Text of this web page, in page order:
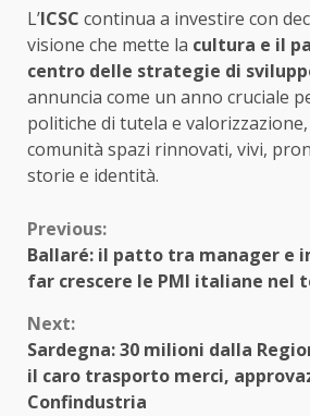
L’ICSC continua a investire con
visione che mette la cultura e il
centro delle strategie di
annuncia come un anno cruciale
politiche di tutela e
comunità spazi rinnovati, vivi,
storie e identità.
Continue
Reading
Previous:
Ballaré: il patto tra manager e
far crescere le PMI italiane nel
Next:
Sardegna: 30 milioni dalla
il caro trasporto merci,
Confindustria